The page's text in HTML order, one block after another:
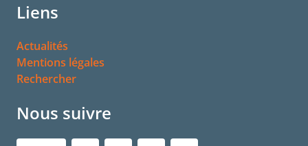
Liens
Actualités
Mentions légales
Rechercher
Nous suivre